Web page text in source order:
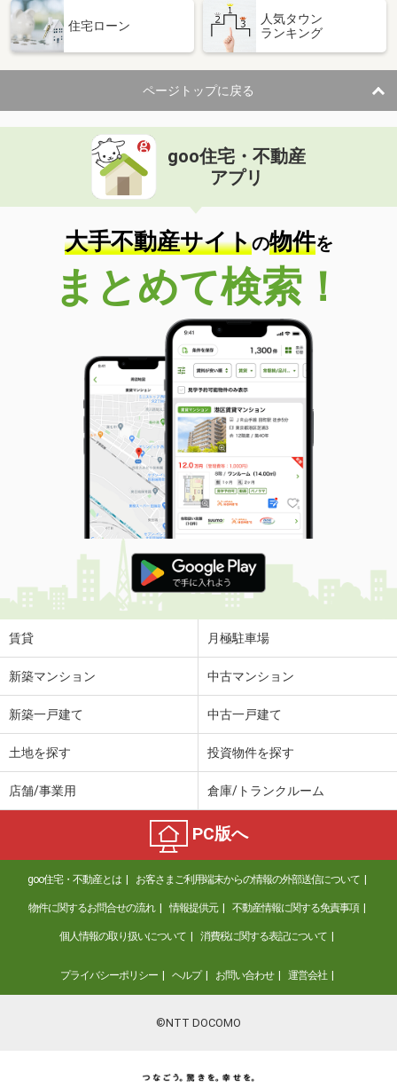
住宅ローン
人気タウン
ランキング
ページトップに戻る
goo住宅・不動産
アプリ
大手不動産サイトの物件を
まとめて検索！
賃貸 月極駐車場
新築マンション 中古マンション
新築一戸建て 中古一戸建て
土地を探す 投資物件を探す
店舗/事業用 倉庫/トランクルーム
PC版へ
goo住宅・不動産とは お客さまご利用端末からの情報の外部送信について
物件に関するお問合せの流れ 情報提供元 不動産情報に関する免責事項
個人情報の取り扱いについて 消費税に関する表記について
プライバシーポリシー ヘルプ お問い合わせ 運営会社
©NTT DOCOMO